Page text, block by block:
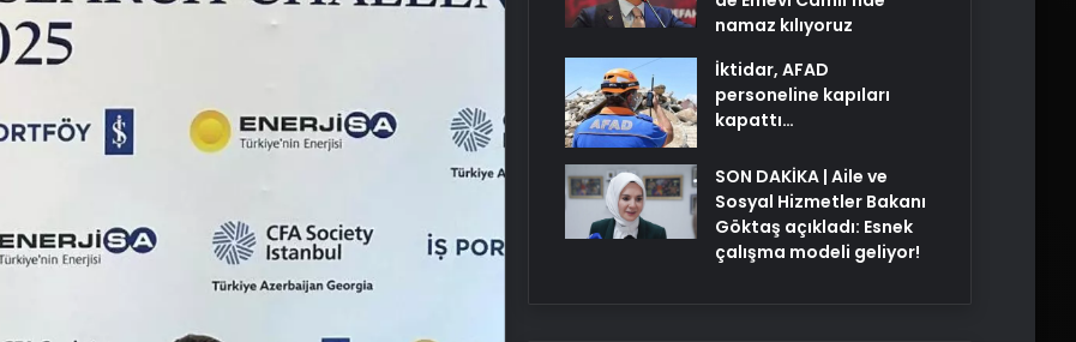
namaz kılıyoruz
İktidar, AFAD
personeline kapıları
kapattı…
SON DAKİKA | Aile ve
Sosyal Hizmetler Bakanı
Göktaş açıkladı: Esnek
çalışma modeli geliyor!